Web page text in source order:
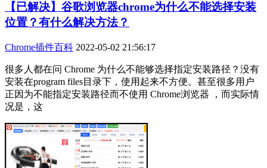
【已解决】谷歌浏览器chrome为什么不能选择安装
位置？有什么解决方法？
Chrome插件百科 2022-05-02 21:56:17
很多人都在问 Chrome 为什么不能够选择指定安装路径？没有
安装在program files目录下，使用起来不方便。甚至很多用户
正因为不能指定安装路径而不使用 Chrome浏览器 ，而实际情
况是，这